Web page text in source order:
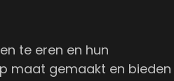
te eren en hun
maat gemaakt en bieden